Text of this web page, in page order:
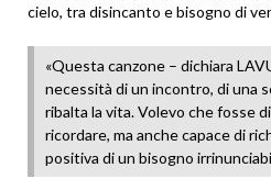
cielo, tra disincanto e bisogno di
«Questa canzone – dichiara
necessità di un incontro, di una
ribalta la vita. Volevo che fosse
ricordare, ma anche capace di
positiva di un bisogno